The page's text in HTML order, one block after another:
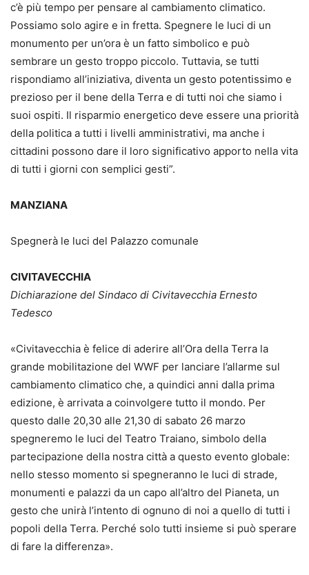
c’è più tempo per pensare al cambiamento climatico.
Possiamo solo agire e in fretta. Spegnere le luci di un
monumento per un’ora è un fatto simbolico e può
sembrare un gesto troppo piccolo. Tuttavia, se tutti
rispondiamo all’iniziativa, diventa un gesto potentissimo e
prezioso per il bene della Terra e di tutti noi che siamo i
suoi ospiti. Il risparmio energetico deve essere una priorità
della politica a tutti i livelli amministrativi, ma anche i
cittadini possono dare il loro significativo apporto nella vita
di tutti i giorni con semplici gesti”.
MANZIANA
Spegnerà le luci del Palazzo comunale
CIVITAVECCHIA
Dichiarazione del Sindaco di Civitavecchia Ernesto
Tedesco
«Civitavecchia è felice di aderire all’Ora della Terra la
grande mobilitazione del WWF per lanciare l’allarme sul
cambiamento climatico che, a quindici anni dalla prima
edizione, è arrivata a coinvolgere tutto il mondo. Per
questo dalle 20,30 alle 21,30 di sabato 26 marzo
spegneremo le luci del Teatro Traiano, simbolo della
partecipazione della nostra città a questo evento globale:
nello stesso momento si spegneranno le luci di strade,
monumenti e palazzi da un capo all’altro del Pianeta, un
gesto che unirà l’intento di ognuno di noi a quello di tutti i
popoli della Terra. Perché solo tutti insieme si può sperare
di fare la differenza».